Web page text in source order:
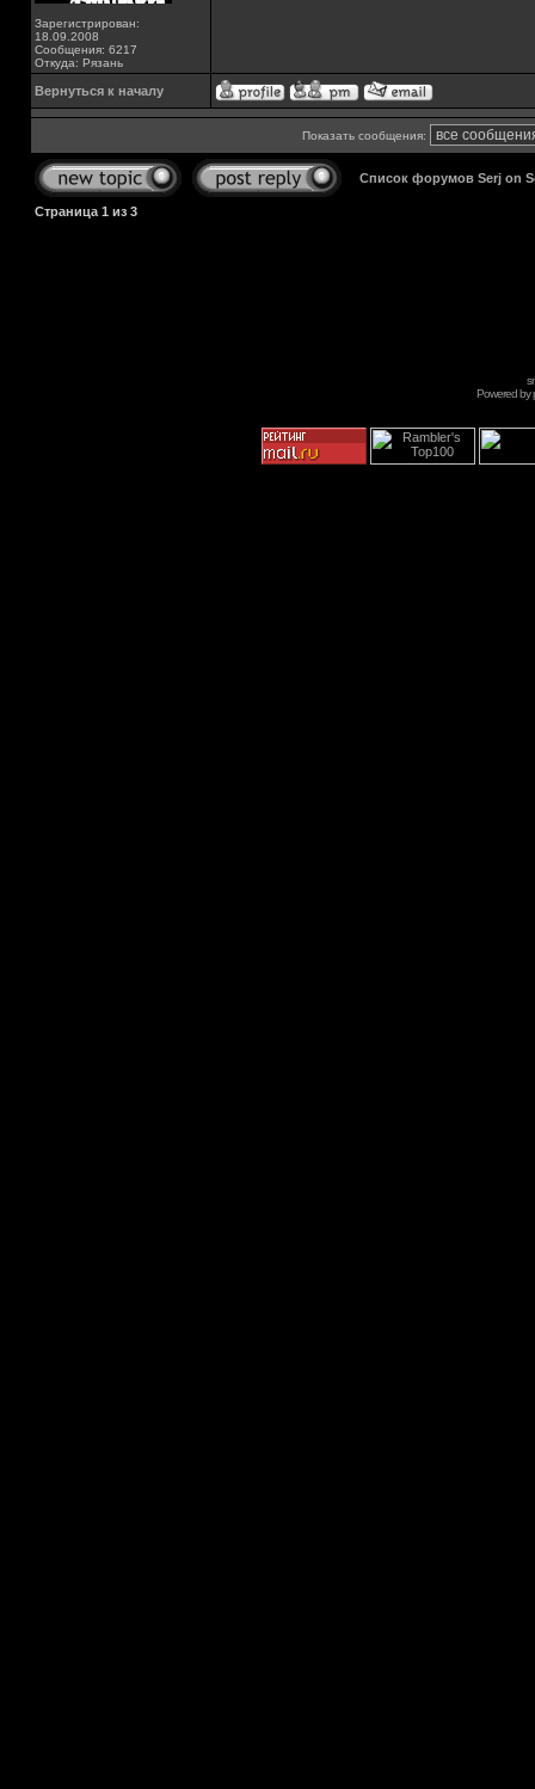
Зарегистрирован:
18.09.2008
Сообщения: 6217
Откуда: Рязань
Вернуться к началу
Показать сообщения:
Список форумов Serj on
Страница 1 из 3
Powered by